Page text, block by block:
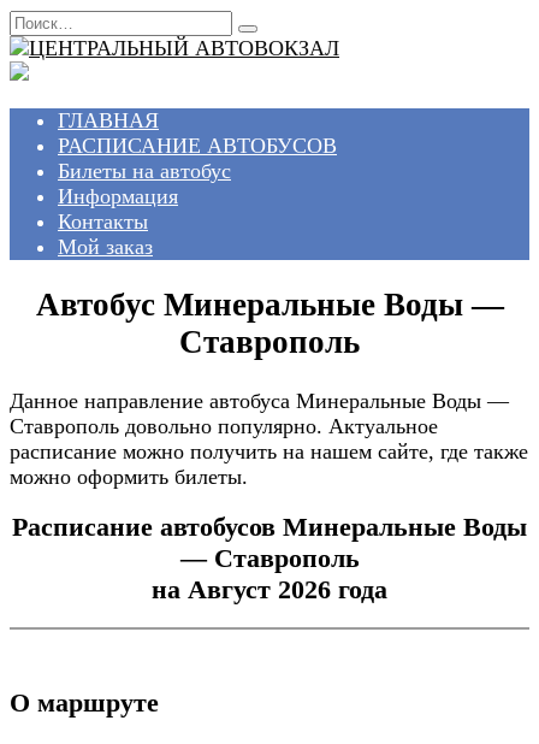
Перейти
к
содержанию
Search
for:
ГЛАВНАЯ
РАСПИСАНИЕ АВТОБУСОВ
Билеты на автобус
Информация
Контакты
Мой заказ
Автобус Минеральные Воды —
Ставрополь
Данное направление автобуса Минеральные Воды —
Ставрополь довольно популярно. Актуальное
расписание можно получить на нашем сайте, где также
можно оформить билеты.
Расписание автобусов Минеральные Воды
— Ставрополь
на Август 2026 года
О маршруте